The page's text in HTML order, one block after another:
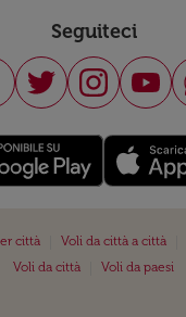
Seguiteci
città Voli da città a città
Voli da città
Voli da paesi